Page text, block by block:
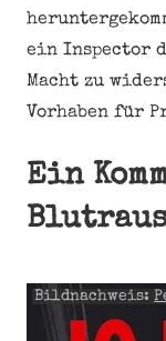
ein Inspector
Macht zu
Vorhaben für
Ein
Bildnachweis: